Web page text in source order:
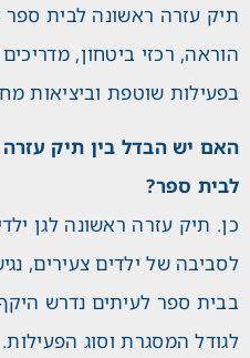
תיק עזרה ראשונה לבית
הוראה, רכזי ביטחון,
בפעילות שוטפת וביציאות
האם יש הבדל בין תיק עזרה
לבית ספר?
כן. תיק עזרה ראשונה לגן
לסביבה של ילדים צעירים,
בבית ספר לעיתים נדרש
לגודל המסגרת וסוג הפעילות.